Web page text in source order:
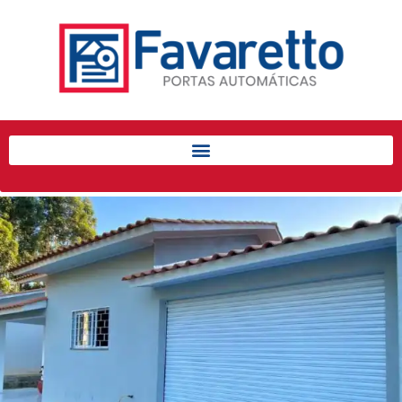
Início
Produtos
Porta de Enrolar Automática
Automatizadores
Acessórios Para Portas de
Enrolar
Pintura eletrostática
Portfólio
Contato